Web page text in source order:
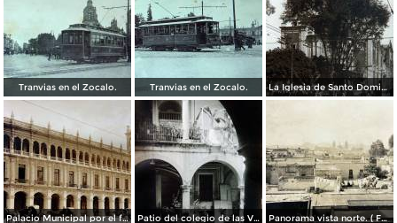
Tranvias en el Zocalo. Tranvias en el Zocalo. La Iglesia de Santo Domingo.
Palacio Municipal por el fotografo Hugo Brehme.. Patio del colegio de las Vizcainas por el fotografo Hugo Brehme. Panorama vista norte. ( Fechada el 20 de Junio de 1905 ).